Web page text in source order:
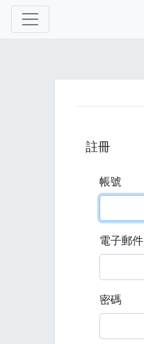
註冊
帳號
電子郵件
密碼